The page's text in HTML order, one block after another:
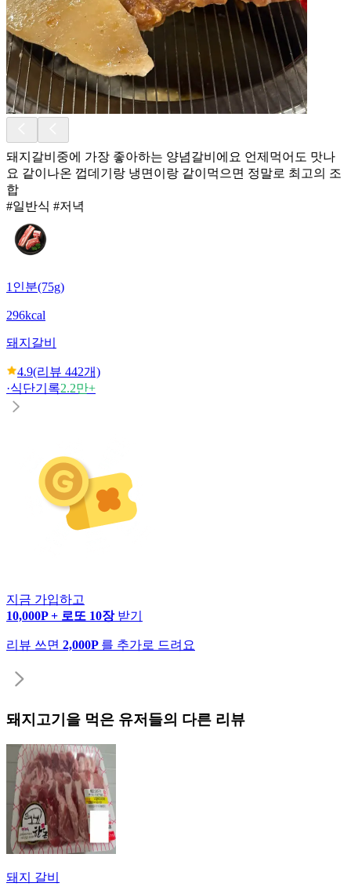
돼지갈비중에 가장 좋아하는 양념갈비에요 언제먹어도 맛나
요 같이나온 껍데기랑 냉면이랑 같이먹으면 정말로 최고의 조
합
#일반식 #저녁
1인분(75g)
296kcal
돼지갈비
4.9(리뷰 442개)
·식단기록2.2만+
지금 가입하고
10,000P + 로또 10장 받기
리뷰 쓰면 2,000P 를 추가로 드려요
돼지고기 을 먹은 유저들의 다른 리뷰
돼지 갈비